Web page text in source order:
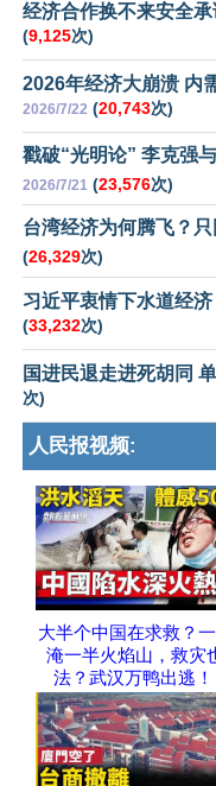
经济合作换不来安全
(9,125次)
2026年经济大崩溃 内
2026/7/22 (20,743次)
戳破“光明论” 李克强
2026/7/21 (23,576次)
台湾经济为何腾飞？只
(26,329次)
习近平衷情下水道经
(33,232次)
国进民退走进死胡同
次)
人民报视频:
大半个中国在求救？
淹一半火焰山，救灾
法？武汉万鸭出逃！